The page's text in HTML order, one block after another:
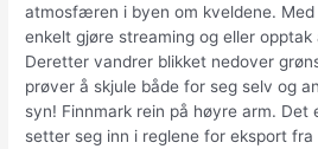
atmosfæren i byen om kveldene. Med
enkelt gjøre streaming og eller opptak
Deretter vandrer blikket nedover
prøver å skjule både for seg selv og
syn! Finnmark rein på høyre arm. Det
setter seg inn i reglene for eksport fra